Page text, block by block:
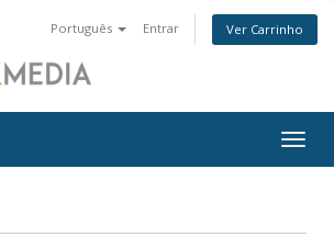
Português Entrar Ver Carrinho